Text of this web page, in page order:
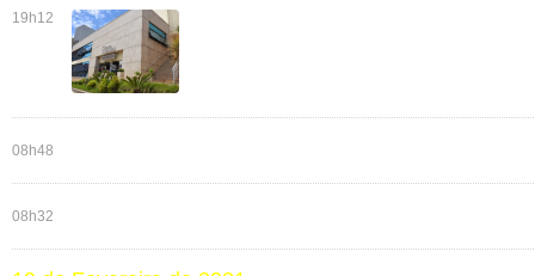
19h12
08h48
08h32